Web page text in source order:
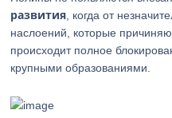
развития , когда от
наслоений, которые
происходит полное
крупными образованиями.